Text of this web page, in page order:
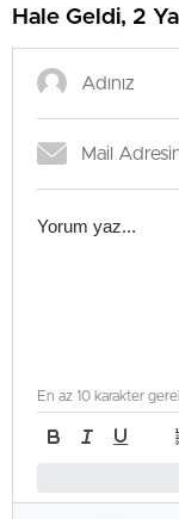
Hale Geldi, 2
En az 10 karakter